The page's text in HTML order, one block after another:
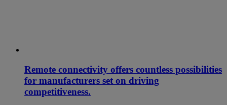
Remote connectivity offers countless possibilities
for manufacturers set on driving
competitiveness.